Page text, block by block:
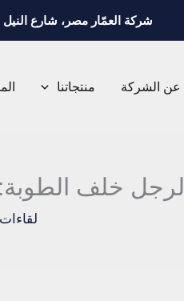
شركة العمّار مصر، شارع النيل
عن الشركة منتجاتنا
الرجل خلف